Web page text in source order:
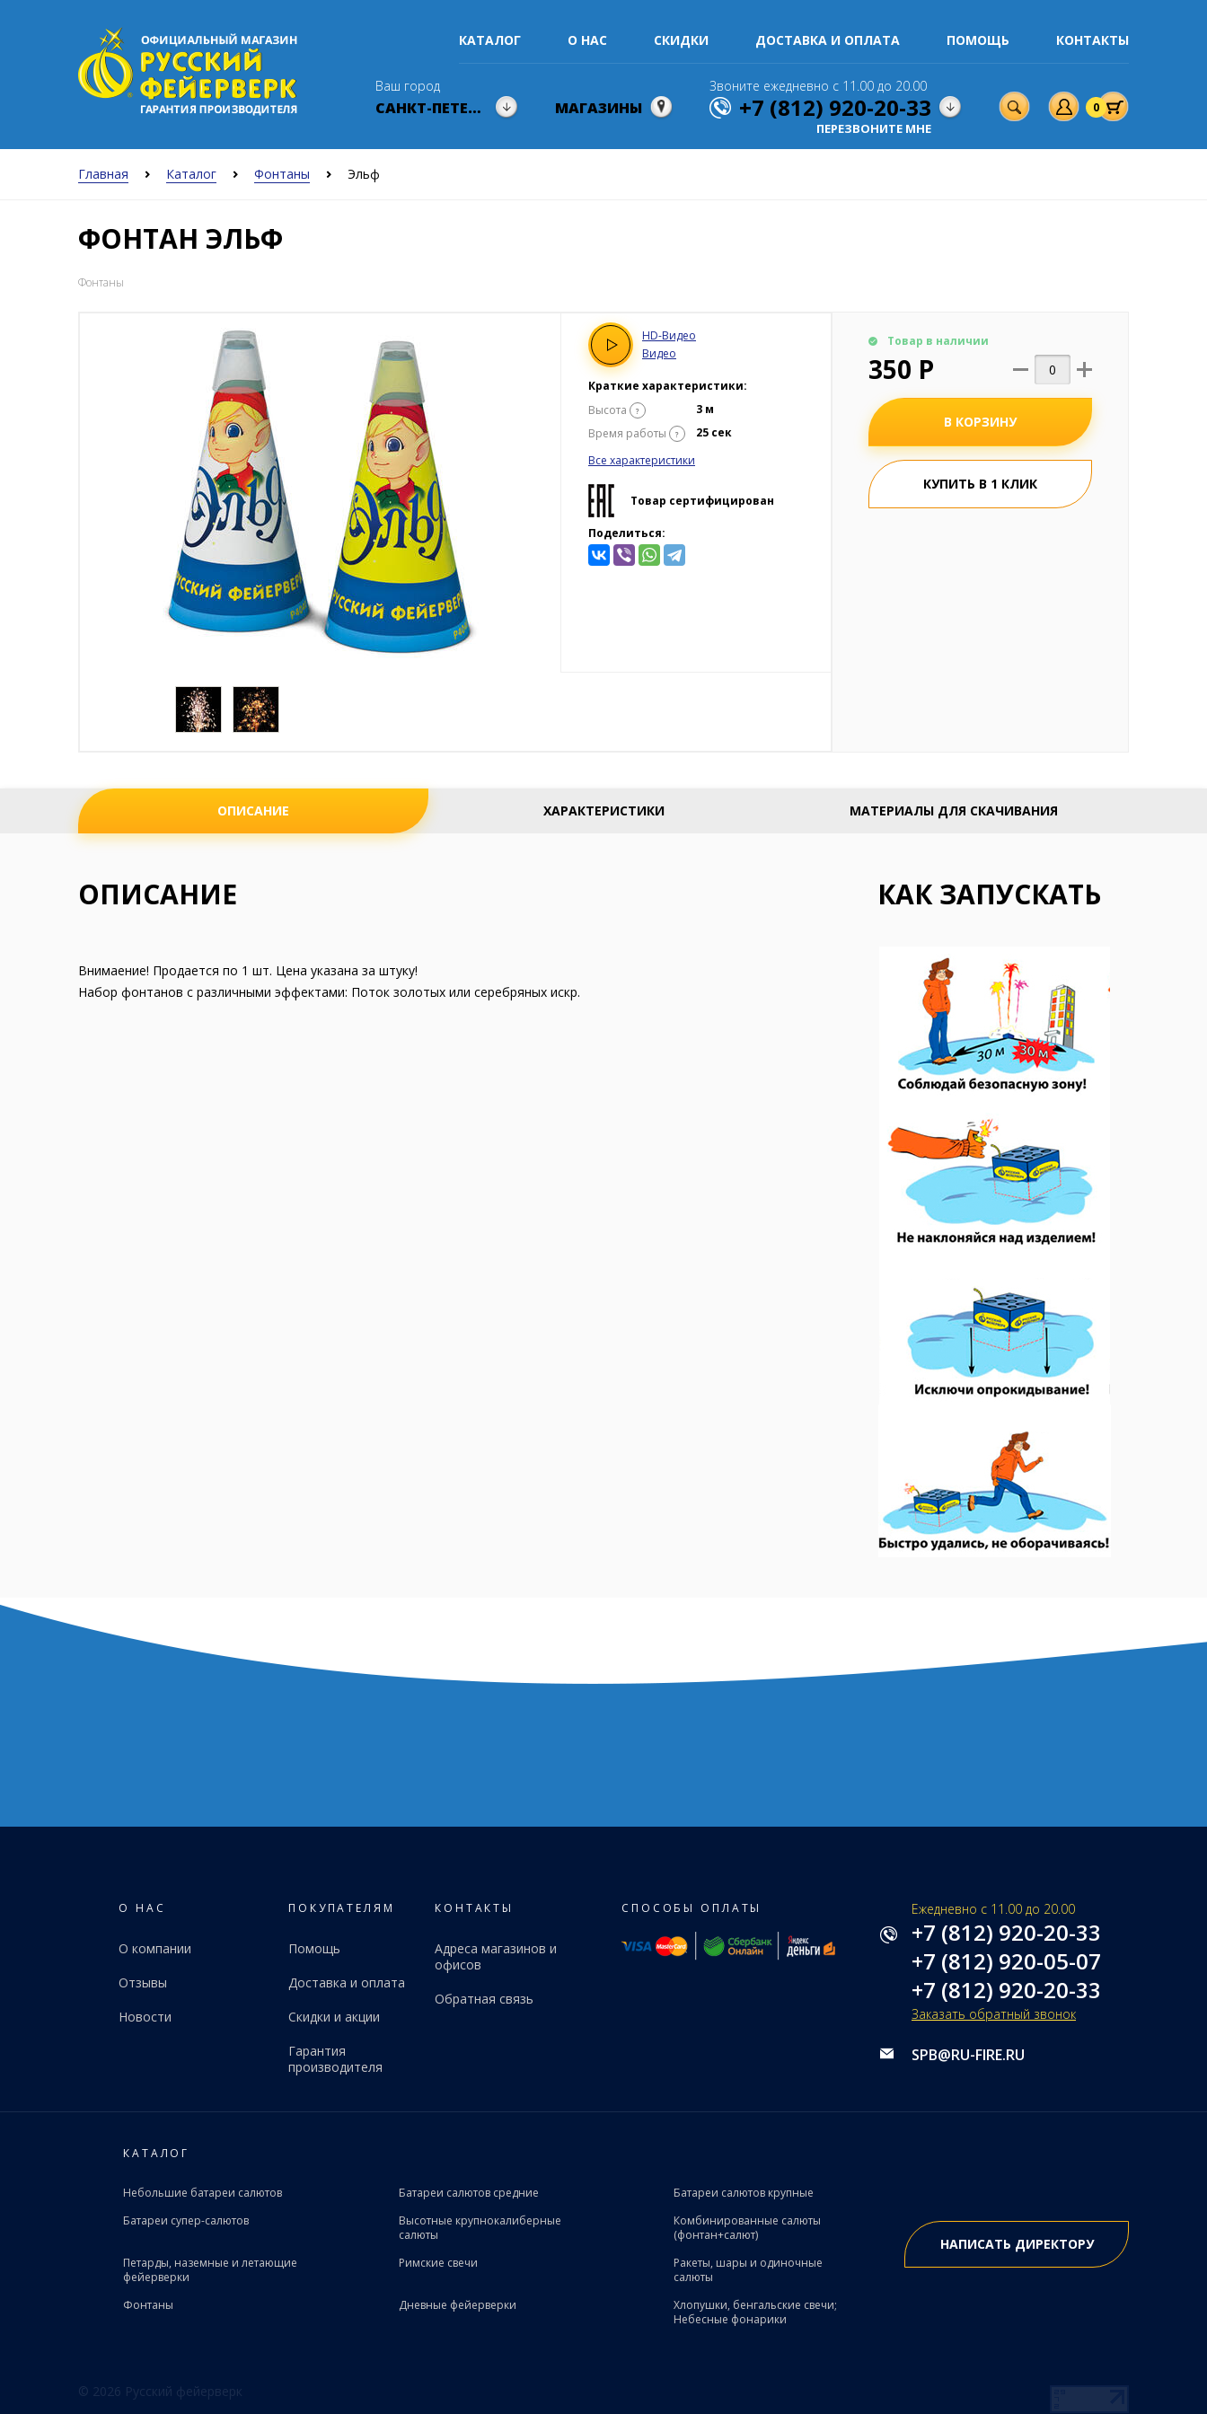
КАТАЛОГ О НАС СКИДКИ ДОСТАВКА И ОПЛАТА ПОМОЩЬ КОНТАКТЫ
Ваш город
САНКТ-ПЕТЕРБУРГ МАГАЗИНЫ
Звоните ежедневно с 11.00 до 20.00
+7 (812) 920-20-33
ПЕРЕЗВОНИТЕ МНЕ
0
Главная Каталог Фонтаны Эльф
ФОНТАН ЭЛЬФ
Фонтаны
HD-Видео
Видео
Краткие характеристики:
Высота
?
3 м
Время работы
?
25 сек
Все характеристики
Товар сертифицирован
Поделиться:
Товар в наличии
350 Р
В КОРЗИНУ
КУПИТЬ В 1 КЛИК
ОПИСАНИЕ ХАРАКТЕРИСТИКИ МАТЕРИАЛЫ ДЛЯ СКАЧИВАНИЯ
ОПИСАНИЕ
Внимаение! Продается по 1 шт. Цена указана за штуку!
Набор фонтанов с различными эффектами: Поток золотых или серебряных искр.
КАК ЗАПУСКАТЬ
О НАС
О компании
Отзывы
Новости
ПОКУПАТЕЛЯМ
Помощь
Доставка и оплата
Скидки и акции
Гарантия
производителя
КОНТАКТЫ
Адреса магазинов и
офисов
Обратная связь
СПОСОБЫ ОПЛАТЫ Ежедневно с 11.00 до 20.00
+7 (812) 920-20-33
+7 (812) 920-05-07
+7 (812) 920-20-33
Заказать обратный звонок
SPB@RU-FIRE.RU
КАТАЛОГ
Небольшие батареи салютов Батареи салютов средние
Батареи салютов крупные
Батареи супер-салютов
Высотные крупнокалиберные
салюты
Комбинированные салюты
(фонтан+салют)
Петарды, наземные и летающие
фейерверки
Римские свечи
Ракеты, шары и одиночные
салюты
Фонтаны
Дневные фейерверки
Хлопушки, бенгальские свечи;
Небесные фонарики
НАПИСАТЬ ДИРЕКТОРУ
© 2026 Русский фейерверк